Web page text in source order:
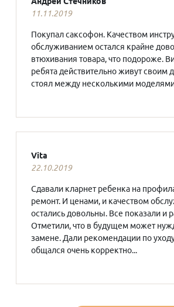
11.11.2019
Покупал саксофон. Качеством
обслуживанием остался крайне
втюхивания товара, что подороже.
ребята действительно живут своим
стоял между несколькими
Vita
22.10.2019
Сдавали кларнет ребенка на
ремонт. И ценами, и качеством
остались довольны. Все показали и
Отметили, что в будущем может
замене. Дали рекомендации по
общался очень корректно...